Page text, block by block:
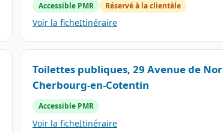
Accessible PMR Réservé à la clientèle
Voir la ficheItinéraire
Toilettes publiques, 29 Avenue de
Cherbourg-en-Cotentin
Accessible PMR
Voir la ficheItinéraire